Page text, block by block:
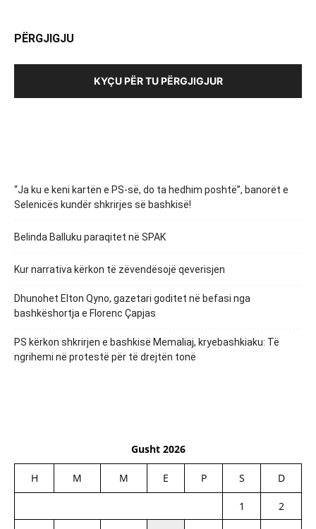
PËRGJIGJU
KYÇU PËR TU PËRGJIGJUR
“Ja ku e keni kartën e PS-së, do ta hedhim poshtë”, banorët e
Selenicës kundër shkrirjes së bashkisë!
Belinda Balluku paraqitet në SPAK
Kur narrativa kërkon të zëvendësojë qeverisjen
Dhunohet Elton Qyno, gazetari goditet në befasi nga
bashkëshortja e Florenc Çapjas
PS kërkon shkrirjen e bashkisë Memaliaj, kryebashkiaku: Të
ngrihemi në protestë për të drejtën tonë
Gusht 2026
H M M E P S D
1
2